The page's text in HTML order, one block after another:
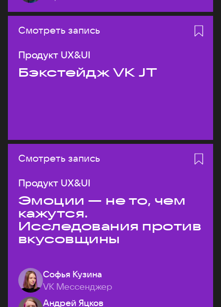
Смотреть запись
Продукт UX&UI
Бэкстейдж VK JT
Смотреть запись
Продукт UX&UI
Эмоции — не то, чем
кажутся.
Исследования против
вкусовщины
Софья Кузина
VK Мессенджер
Андрей Яцков